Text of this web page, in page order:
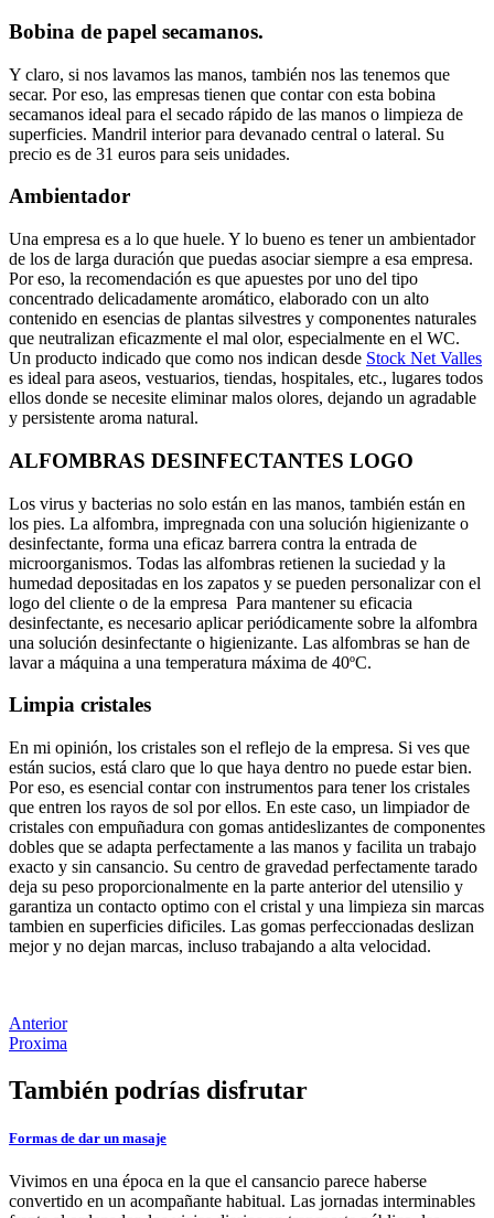
Bobina de papel secamanos.
Y claro, si nos lavamos las manos, también nos las tenemos que
secar. Por eso, las empresas tienen que contar con esta bobina
secamanos ideal para el secado rápido de las manos o limpieza de
superficies. Mandril interior para devanado central o lateral. Su
precio es de 31 euros para seis unidades.
Ambientador
Una empresa es a lo que huele. Y lo bueno es tener un ambientador
de los de larga duración que puedas asociar siempre a esa empresa.
Por eso, la recomendación es que apuestes por uno del tipo
concentrado delicadamente aromático, elaborado con un alto
contenido en esencias de plantas silvestres y componentes naturales
que neutralizan eficazmente el mal olor, especialmente en el WC.
Un producto indicado que como nos indican desde Stock Net Valles
es ideal para aseos, vestuarios, tiendas, hospitales, etc., lugares todos
ellos donde se necesite eliminar malos olores, dejando un agradable
y persistente aroma natural.
ALFOMBRAS DESINFECTANTES LOGO
Los virus y bacterias no solo están en las manos, también están en
los pies. La alfombra, impregnada con una solución higienizante o
desinfectante, forma una eficaz barrera contra la entrada de
microorganismos. Todas las alfombras retienen la suciedad y la
humedad depositadas en los zapatos y se pueden personalizar con el
logo del cliente o de la empresa Para mantener su eficacia
desinfectante, es necesario aplicar periódicamente sobre la alfombra
una solución desinfectante o higienizante. Las alfombras se han de
lavar a máquina a una temperatura máxima de 40ºC.
Limpia cristales
En mi opinión, los cristales son el reflejo de la empresa. Si ves que
están sucios, está claro que lo que haya dentro no puede estar bien.
Por eso, es esencial contar con instrumentos para tener los cristales
que entren los rayos de sol por ellos. En este caso, un limpiador de
cristales con empuñadura con gomas antideslizantes de componentes
dobles que se adapta perfectamente a las manos y facilita un trabajo
exacto y sin cansancio. Su centro de gravedad perfectamente tarado
deja su peso proporcionalmente en la parte anterior del utensilio y
garantiza un contacto optimo con el cristal y una limpieza sin marcas
tambien en superficies dificiles. Las gomas perfeccionadas deslizan
mejor y no dejan marcas, incluso trabajando a alta velocidad.
Anterior
Proxima
También podrías disfrutar
Formas de dar un masaje
Vivimos en una época en la que el cansancio parece haberse
convertido en un acompañante habitual. Las jornadas interminables